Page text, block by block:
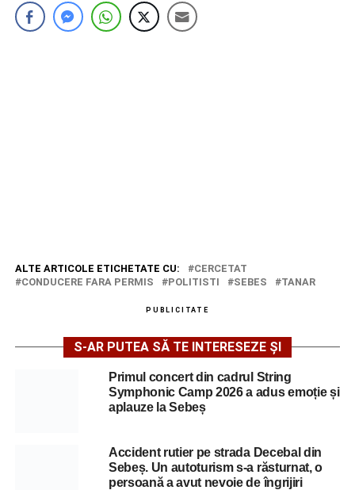
ALTE ARTICOLE ETICHETATE CU:
CERCETAT
CONDUCERE FARA PERMIS
POLITISTI SEBES TANAR
PUBLICITATE
S-AR PUTEA SĂ TE INTERESEZE ȘI
Primul concert din cadrul String
Symphonic Camp 2026 a adus emoție și
aplauze la Sebeș
Accident rutier pe strada Decebal din
Sebeș. Un autoturism s-a răsturnat, o
persoană a avut nevoie de îngrijiri